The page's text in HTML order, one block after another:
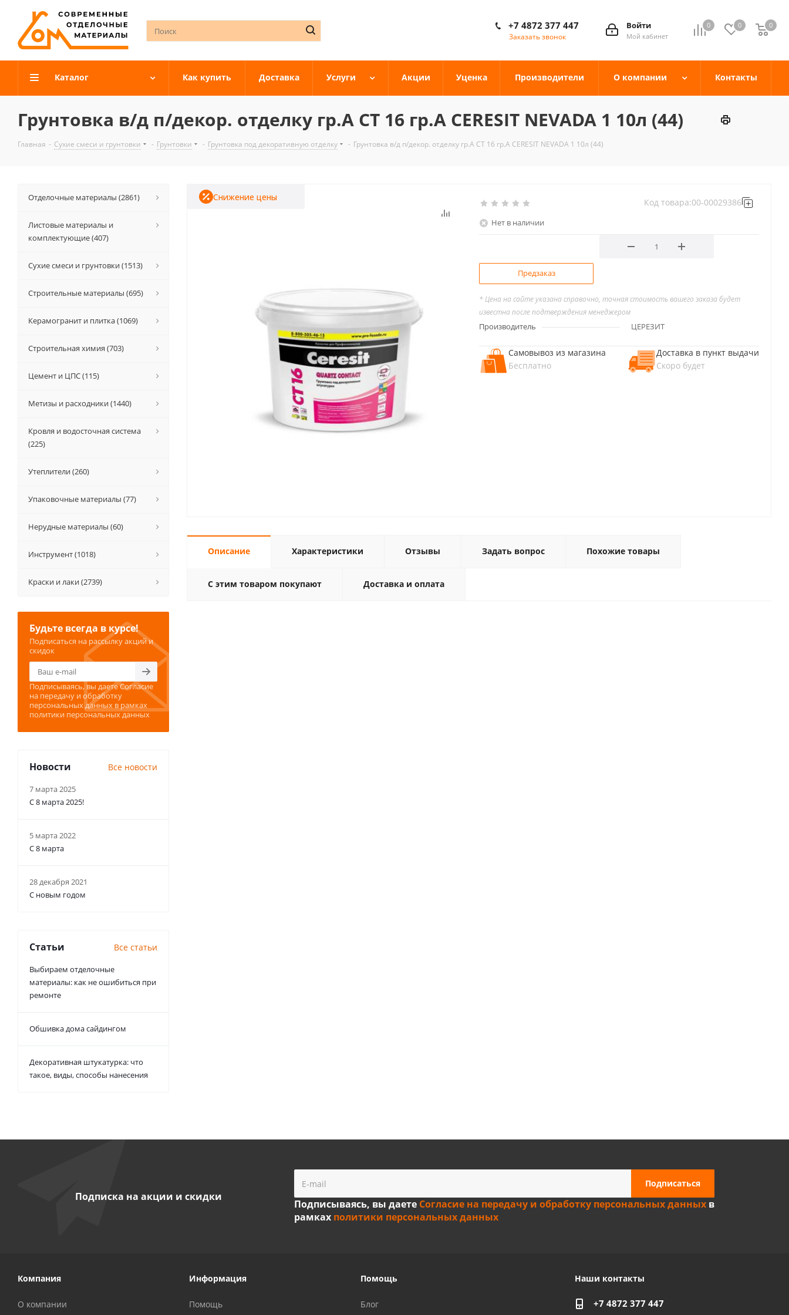
0 0 0
Войти
Мой кабинет
+7 4872 377 447
Заказать звонок
Каталог Как купить Доставка Услуги Акции Уценка Производители О компании Контакты
Грунтовка в/д п/декор. отделку гр.A CT 16 гр.A CERESIT NEVADA 1 10л (44)
Главная - Сухие смеси и грунтовки - Грунтовки - Грунтовка под декоративную отделку - Грунтовка в/д п/декор. отделку гр.A CT 16 гр.A CERESIT NEVADA 1 10л (44)
Нет в наличии
Код товара:00-00029386
Снижение цены
Предзаказ
* Цена на сайте указана справочно, точная стоимость вашего заказа будет
известна после подтверждения менеджером
Производитель ЦЕРЕЗИТ
Самовывоз из магазина
Бесплатно
Доставка в пункт выдачи
Скоро будет
Описание Характеристики Отзывы Задать вопрос Похожие товары
С этим товаром покупают Доставка и оплата
Отделочные материалы (2861)
Листовые материалы и
комплектующие (407)
Сухие смеси и грунтовки (1513)
Строительные материалы (695)
Керамогранит и плитка (1069)
Строительная химия (703)
Цемент и ЦПС (115)
Метизы и расходники (1440)
Кровля и водосточная система
(225)
Утеплители (260)
Упаковочные материалы (77)
Нерудные материалы (60)
Инструмент (1018)
Краски и лаки (2739)
Будьте всегда в курсе!
Подписаться на рассылку акций и
скидок
Подписываясь, вы даетеСогласие
на передачу и обработку
персональных данных в рамках
политики персональных данных
Новости Все новости
7 марта 2025
С 8 марта 2025!
5 марта 2022
С 8 марта
28 декабря 2021
С новым годом
Статьи Все статьи
Выбираем отделочные
материалы: как не ошибиться при
ремонте
Обшивка дома сайдингом
Декоративная штукатурка: что
такое, виды, способы нанесения
Подписка на акции и скидки
Подписываясь, вы даете Согласие на передачу и обработку персональных данныхв
рамках политики персональных данных
Компания
О компании
Информация
Помощь
Помощь
Блог
Наши контакты
+7 4872 377 447